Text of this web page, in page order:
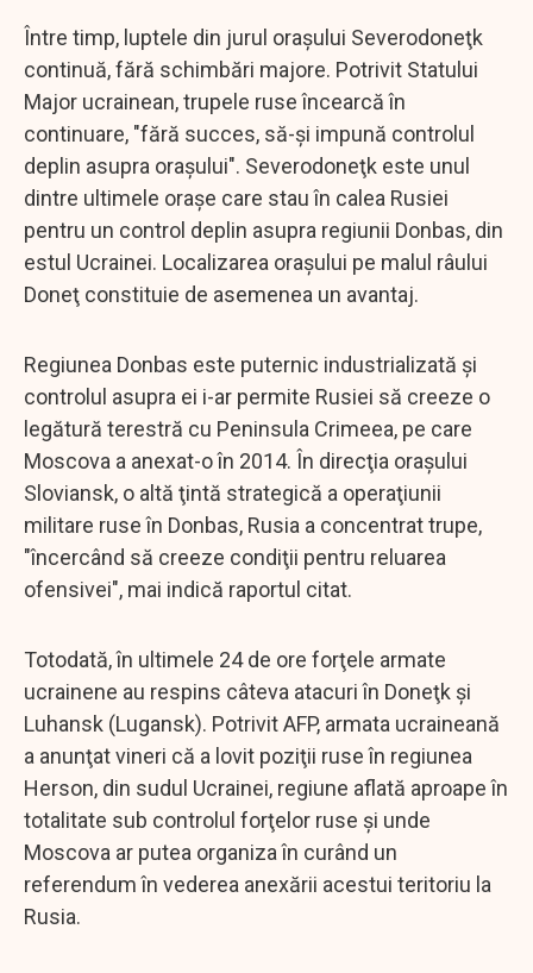
Între timp, luptele din jurul oraşului Severodoneţk
continuă, fără schimbări majore. Potrivit Statului
Major ucrainean, trupele ruse încearcă în
continuare, "fără succes, să-şi impună controlul
deplin asupra oraşului". Severodoneţk este unul
dintre ultimele oraşe care stau în calea Rusiei
pentru un control deplin asupra regiunii Donbas, din
estul Ucrainei. Localizarea oraşului pe malul râului
Doneţ constituie de asemenea un avantaj.
Regiunea Donbas este puternic industrializată şi
controlul asupra ei i-ar permite Rusiei să creeze o
legătură terestră cu Peninsula Crimeea, pe care
Moscova a anexat-o în 2014. În direcţia oraşului
Sloviansk, o altă ţintă strategică a operaţiunii
militare ruse în Donbas, Rusia a concentrat trupe,
"încercând să creeze condiţii pentru reluarea
ofensivei", mai indică raportul citat.
Totodată, în ultimele 24 de ore forţele armate
ucrainene au respins câteva atacuri în Doneţk şi
Luhansk (Lugansk). Potrivit AFP, armata ucraineană
a anunţat vineri că a lovit poziţii ruse în regiunea
Herson, din sudul Ucrainei, regiune aflată aproape în
totalitate sub controlul forţelor ruse şi unde
Moscova ar putea organiza în curând un
referendum în vederea anexării acestui teritoriu la
Rusia.